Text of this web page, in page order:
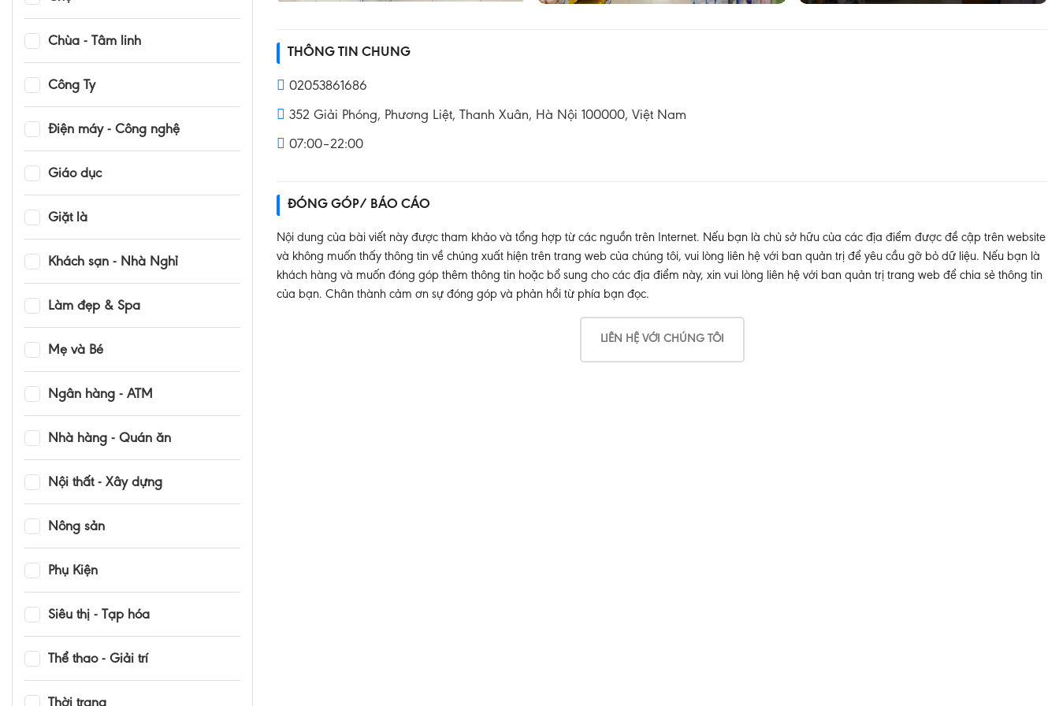
Chùa - Tâm linh
Công Ty
Điện máy - Công nghệ
Giáo dục
Giặt là
Khách sạn - Nhà Nghỉ
Làm đẹp & Spa
Mẹ và Bé
Ngân hàng - ATM
Nhà hàng - Quán ăn
Nội thất - Xây dựng
Nông sản
Phụ Kiện
Siêu thị - Tạp hóa
Thể thao - Giải trí
THÔNG TIN CHUNG
02053861686
352 Giải Phóng, Phương Liệt, Thanh Xuân, Hà Nội 100000, Việt Nam
07:00–22:00
ĐÓNG GÓP/ BÁO CÁO
Nội dung của bài viết này được tham khảo và tổng hợp từ các nguồn trên Internet. Nếu bạn là chủ sở hữu của các địa điểm được đề cập trên website
và không muốn thấy thông tin về chúng xuất hiện trên trang web của chúng tôi, vui lòng liên hệ với ban quản trị để yêu cầu gỡ bỏ dữ liệu. Nếu bạn là
khách hàng và muốn đóng góp thêm thông tin hoặc bổ sung cho các địa điểm này, xin vui lòng liên hệ với ban quản trị trang web để chia sẻ thông tin
của bạn. Chân thành cảm ơn sự đóng góp và phản hồi từ phía bạn đọc.
LIÊN HỆ VỚI CHÚNG TÔI